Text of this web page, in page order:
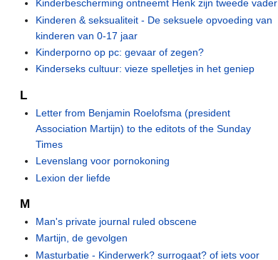
Kinderbescherming ontneemt Henk zijn tweede vader
Kinderen & seksualiteit - De seksuele opvoeding van
kinderen van 0-17 jaar
Kinderporno op pc: gevaar of zegen?
Kinderseks cultuur: vieze spelletjes in het geniep
L
Letter from Benjamin Roelofsma (president
Association Martijn) to the editots of the Sunday
Times
Levenslang voor pornokoning
Lexion der liefde
M
Man's private journal ruled obscene
Martijn, de gevolgen
Masturbatie - Kinderwerk? surrogaat? of iets voor